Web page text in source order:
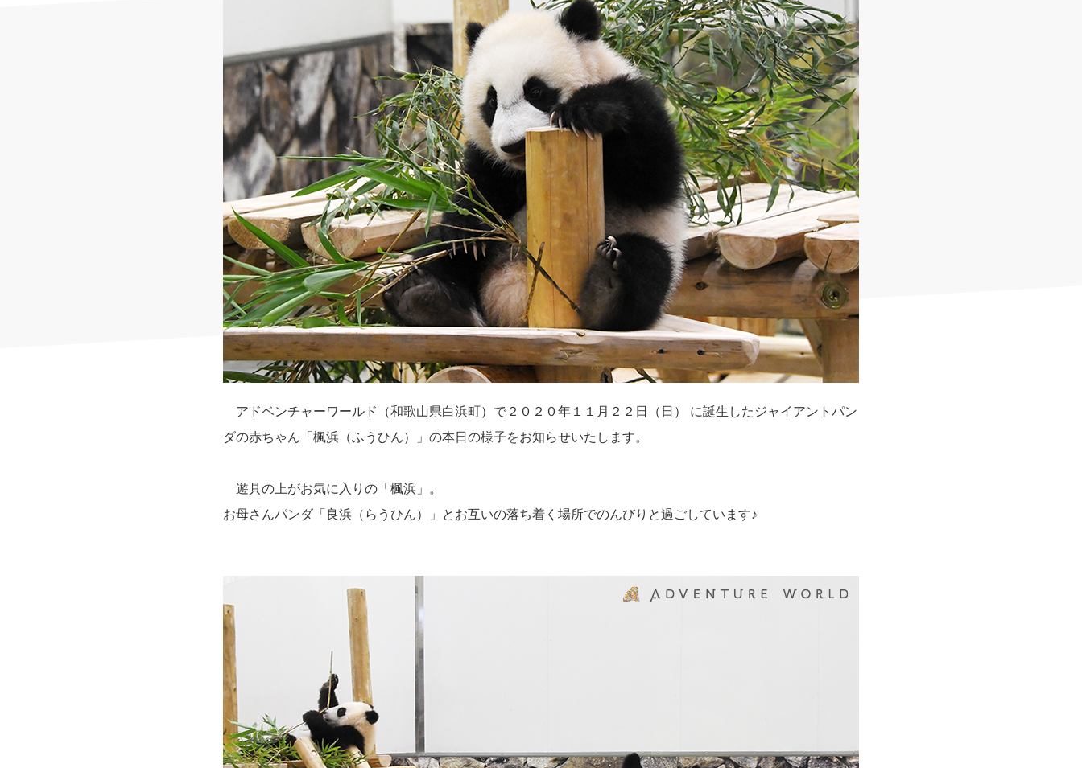
アドベンチャーワールド（和歌山県白浜町）で２０２０年１１月２２日（日） に誕生したジャイアントパン
ダの赤ちゃん「楓浜（ふうひん）」の本日の様子をお知らせいたします。
遊具の上がお気に入りの「楓浜」。
お母さんパンダ「良浜（らうひん）」とお互いの落ち着く場所でのんびりと過ごしています♪